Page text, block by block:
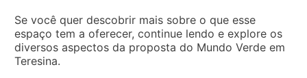
Se você quer descobrir mais sobre o que esse
espaço tem a oferecer, continue lendo e explore os
diversos aspectos da proposta do Mundo Verde em
Teresina.